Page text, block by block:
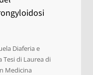
Diaferia e
Tesi di Laurea di
Medicina